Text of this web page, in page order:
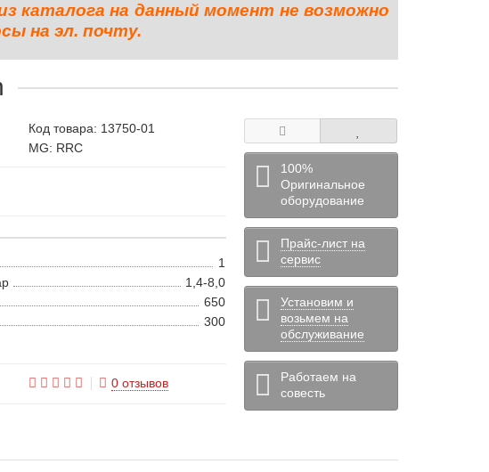
каталога на данный момент не возможно
на эл. почту.
Код товара: 13750-01
MG: RRC
1
1,4-8,0
650
300
0 отзывов
100%
Оригинальное
оборудование
Прайс-лист на
сервис
Установим и
возьмем на
обслуживание
Работаем на
совесть